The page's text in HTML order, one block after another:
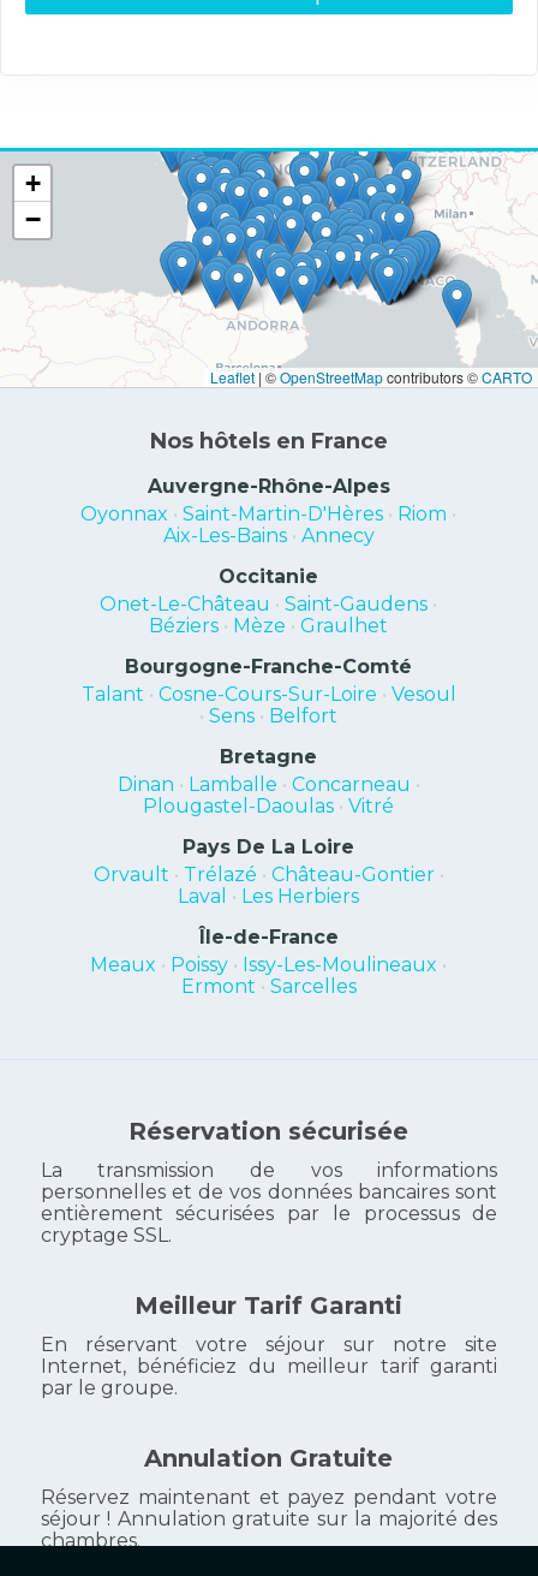
+
−
Leaflet | ©OpenStreetMapcontributors ©CARTO
Nos hôtels en France
Auvergne-Rhône-Alpes
Oyonnax •Saint-Martin-D'Hères • Riom •
Aix-Les-Bains• Annecy
Occitanie
Onet-Le-Château •Saint-Gaudens •
Béziers • Mèze •Graulhet
Bourgogne-Franche-Comté
Talant • Cosne-Cours-Sur-Loire • Vesoul
•Sens • Belfort
Bretagne
Dinan • Lamballe • Concarneau •
Plougastel-Daoulas •Vitré
Pays De La Loire
Orvault • Trélazé • Château-Gontier•
Laval • Les Herbiers
Île-de-France
Meaux • Poissy • Issy-Les-Moulineaux •
Ermont • Sarcelles
Réservation sécurisée
La transmission de vos informations
personnelles et de vos données bancaires sont
entièrement sécurisées par le processus de
cryptage SSL.
Meilleur Tarif Garanti
En réservant votre séjour sur notre site
Internet, bénéficiez du meilleur tarif garanti
par le groupe.
Annulation Gratuite
Réservez maintenant et payez pendant votre
séjour ! Annulation gratuite sur la majorité des
chambres.